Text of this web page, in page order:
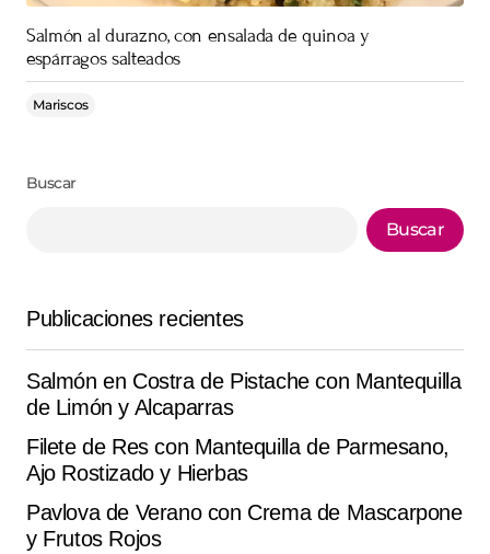
Salmón al durazno, con ensalada de quinoa y
espárragos salteados
Mariscos
Buscar
Buscar
Publicaciones recientes
Salmón en Costra de Pistache con Mantequilla
de Limón y Alcaparras
Filete de Res con Mantequilla de Parmesano,
Ajo Rostizado y Hierbas
Pavlova de Verano con Crema de Mascarpone
y Frutos Rojos